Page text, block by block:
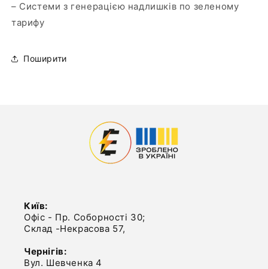
– Системи з генерацією надлишків по зеленому
тарифу
Поширити
Київ:
Офіс - Пр. Соборності 30;
Склад -Некрасова 57,
Чернігів:
Вул. Шевченка 4